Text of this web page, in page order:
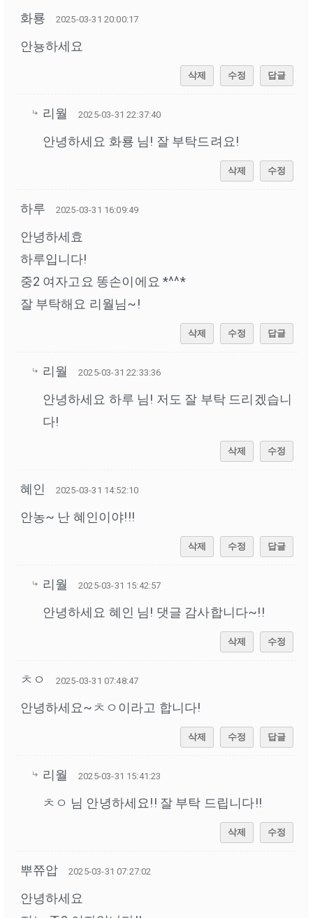
화룡 2025-03-31 20:00:17
안뇽하세요
삭제 수정 답글
리월 2025-03-31 22:37:40
안녕하세요 화룡 님! 잘 부탁드려요!
삭제 수정
하루 2025-03-31 16:09:49
안녕하세효
하루입니다!
중2 여자고요 똥손이에요 *^^*
잘 부탁해요 리월님~!
삭제 수정 답글
리월 2025-03-31 22:33:36
안녕하세요 하루 님! 저도 잘 부탁 드리겠습니
다!
삭제 수정
혜인 2025-03-31 14:52:10
안농~ 난 혜인이야!!!
삭제 수정 답글
리월 2025-03-31 15:42:57
안녕하세요 혜인 님! 댓글 감사합니다~!!
삭제 수정
ㅊㅇ 2025-03-31 07:48:47
안녕하세요~ㅊㅇ이라고 합니다!
삭제 수정 답글
리월 2025-03-31 15:41:23
ㅊㅇ 님 안녕하세요!! 잘 부탁 드립니다!!
삭제 수정
뿌쮸압 2025-03-31 07:27:02
안녕하세요